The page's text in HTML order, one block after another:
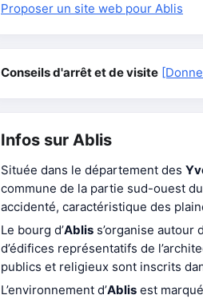
Proposer un site web pour Ablis
Conseils d'arrêt et de visite
Infos sur Ablis
Située dans le département des
commune de la partie sud-ouest
accidenté, caractéristique des
Le bourg d’Ablis s’organise
d’édifices représentatifs de
publics et religieux sont inscrits
L’environnement d’Ablis est